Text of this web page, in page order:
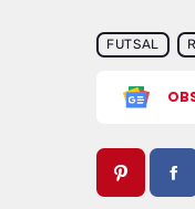
FUTSAL